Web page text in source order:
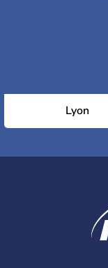
Lyon